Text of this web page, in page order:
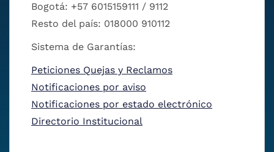
Bogotá: +57 6015159111 / 9112
Resto del país: 018000 910112
Sistema de Garantías:
Peticiones Quejas y Reclamos
Notificaciones por aviso
Notificaciones por estado electrónico
Directorio Institucional